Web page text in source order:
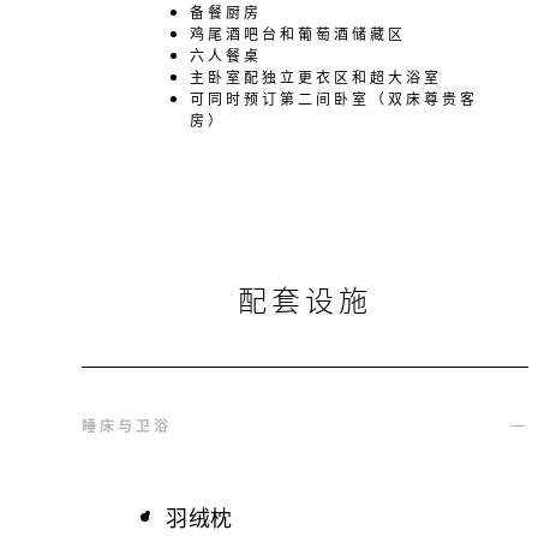
备餐厨房
鸡尾酒吧台和葡萄酒储藏区
六人餐桌
主卧室配独立更衣区和超大浴室
可同时预订第二间卧室（双床尊贵客
房）
配套设施
睡床与卫浴
羽绒枕